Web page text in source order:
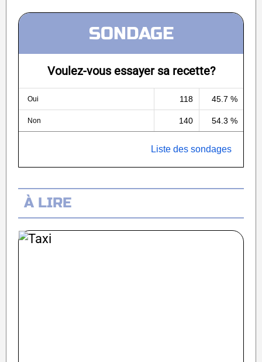
SONDAGE
Voulez-vous essayer sa recette?
Oui 118 45.7 %
Non 140 54.3 %
Liste des sondages
À LIRE